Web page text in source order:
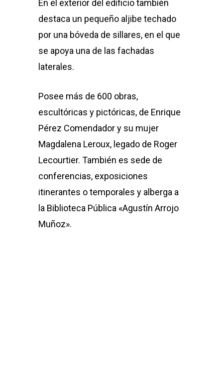
En el exterior del edificio también
destaca un pequeño aljibe techado
por una bóveda de sillares, en el que
se apoya una de las fachadas
laterales.
Posee más de 600 obras,
escultóricas y pictóricas, de Enrique
Pérez Comendador y su mujer
Magdalena Leroux, legado de Roger
Lecourtier. También es sede de
conferencias, exposiciones
itinerantes o temporales y alberga a
la Biblioteca Pública «Agustín Arrojo
Muñoz».